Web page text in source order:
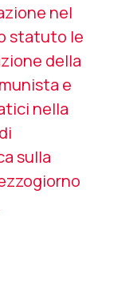
nel
statuto le
della
e
nella
sulla